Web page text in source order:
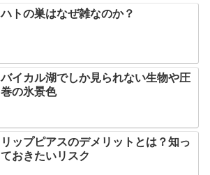
ハトの巣はなぜ雑なのか？
バイカル湖でしか見られない生物や圧
巻の氷景色
リップピアスのデメリットとは？知っ
ておきたいリスク